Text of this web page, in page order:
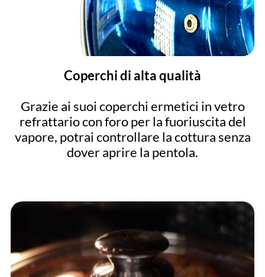
Coperchi di alta qualità
Grazie ai suoi coperchi ermetici in vetro
refrattario con foro per la fuoriuscita del
vapore, potrai controllare la cottura senza
dover aprire la pentola.